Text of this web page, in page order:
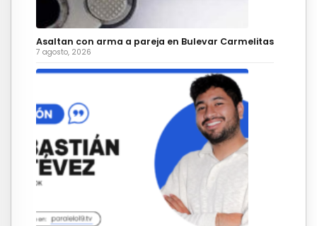
Asaltan con arma a pareja en Bulevar Carmelitas
7 agosto, 2026